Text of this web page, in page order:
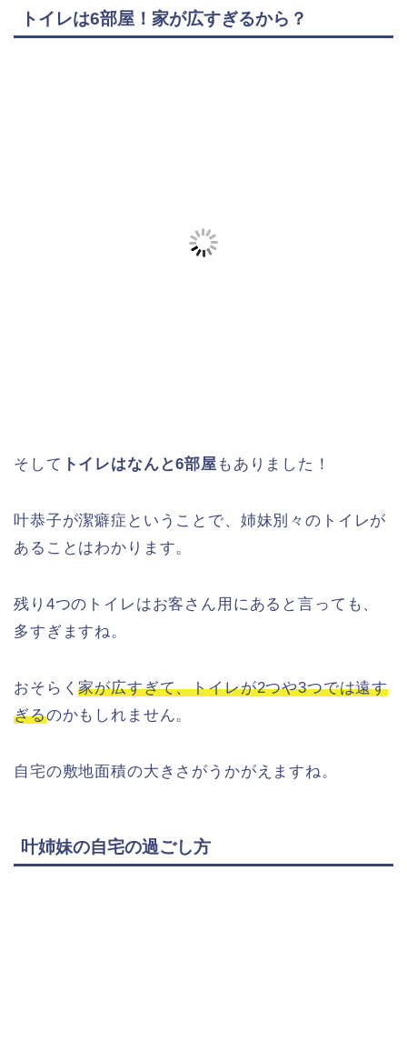
トイレは6部屋！家が広すぎるから？
そして トイレはなんと6部屋 もありました！
叶恭子が潔癖症ということで、姉妹別々のトイレが
あることはわかります。
残り4つのトイレはお客さん用にあると言っても、
多すぎますね。
おそらく家が広すぎて、トイレが2つや3つでは遠す
ぎるのかもしれません。
自宅の敷地面積の大きさがうかがえますね。
叶姉妹の自宅の過ごし方